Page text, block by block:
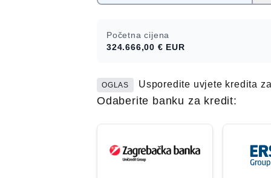
ove nekretnine je što je vlasnik
moguće kupiti kreditom, a useljenje
isplati kupoprodajne cijene. Za sve
Početna cijena
324.666,00 € EUR
OGLAS Usporedite uvjete kredita
Odaberite banku za kredit: